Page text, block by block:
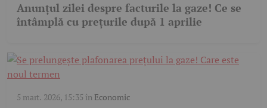
Anunțul zilei despre facturile la gaze! Ce se
întâmplă cu prețurile după 1 aprilie
5 mart. 2026, 15:35 în Economic